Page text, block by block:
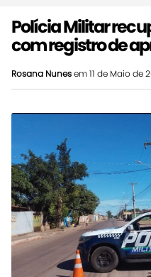
Polícia Militar
com registro de
Rosana Nunesem 11 de Maio de